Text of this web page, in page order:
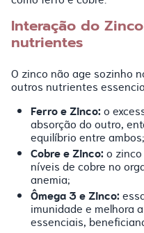
Interação do
nutrientes
O zinco não age sozinho
outros nutrientes
Ferro e Zinco:o
absorção do outro,
equilíbrio entre ambos;
Cobre e Zinco:o
níveis de cobre no
anemia;
Ômega 3 e Zinco:
imunidade e melhora
essenciais,